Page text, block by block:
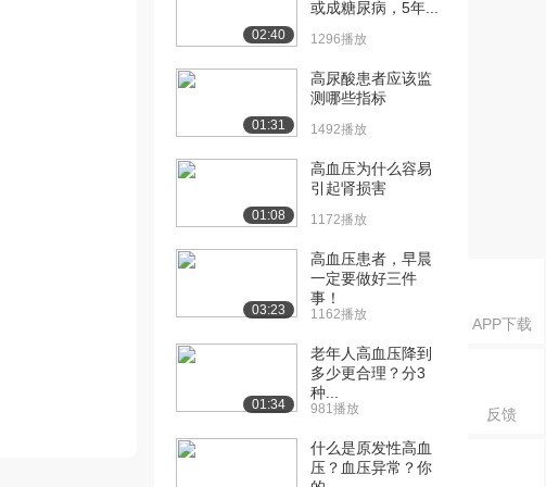
APP下载
反馈
02:40
或成糖尿病，5年...
1296播放
01:31
高尿酸患者应该监
测哪些指标
1492播放
01:08
高血压为什么容易
引起肾损害
1172播放
03:23
高血压患者，早晨
一定要做好三件
事！
1162播放
01:34
老年人高血压降到
多少更合理？分3
种...
981播放
什么是原发性高血
压？血压异常？你